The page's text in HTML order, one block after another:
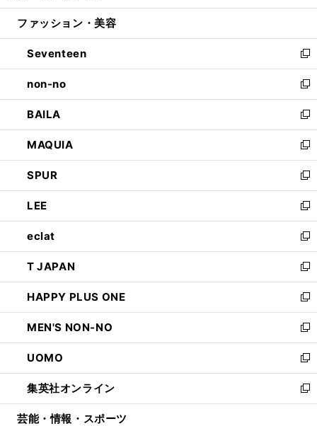
開
ウ
開
く
ン
ウ
で
開
く
ウ
ン
ド
ウ
で
開
く
ファッション・美容
Seventeen
新
し
い
ウ
ィ
ン
ド
ウ
で
開
く
non-no
新
し
い
ウ
ィ
ン
ド
ウ
で
開
く
BAILA
新
し
い
ウ
ィ
ン
ド
ウ
で
開
く
MAQUIA
新
し
い
ウ
ィ
ン
ド
ウ
で
開
く
SPUR
新
し
い
ウ
ィ
ン
ド
ウ
で
開
く
LEE
新
し
い
ウ
ィ
ン
ド
ウ
で
開
く
eclat
新
し
い
ウ
ィ
ン
ド
ウ
で
開
く
T JAPAN
新
し
い
ウ
ィ
ン
ド
ウ
で
開
HAPPY PLUS ONE
新
し
い
ウ
ィ
ン
ド
ウ
MEN'S NON-NO
新
し
い
ウ
ィ
ン
UOMO
新
し
い
ウ
集英社オンライン
新
し
芸能・情報・スポーツ